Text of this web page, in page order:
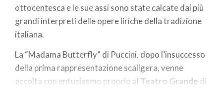
ottocentesca e le sue assi sono state calcate dai più
grandi interpreti delle opere liriche della tradizione
italiana.
La “Madama Butterfly” di Puccini, dopo l’insuccesso
della prima rappresentazione scaligera, venne
accolta con entusiasmo proprio al Teatro Grande di